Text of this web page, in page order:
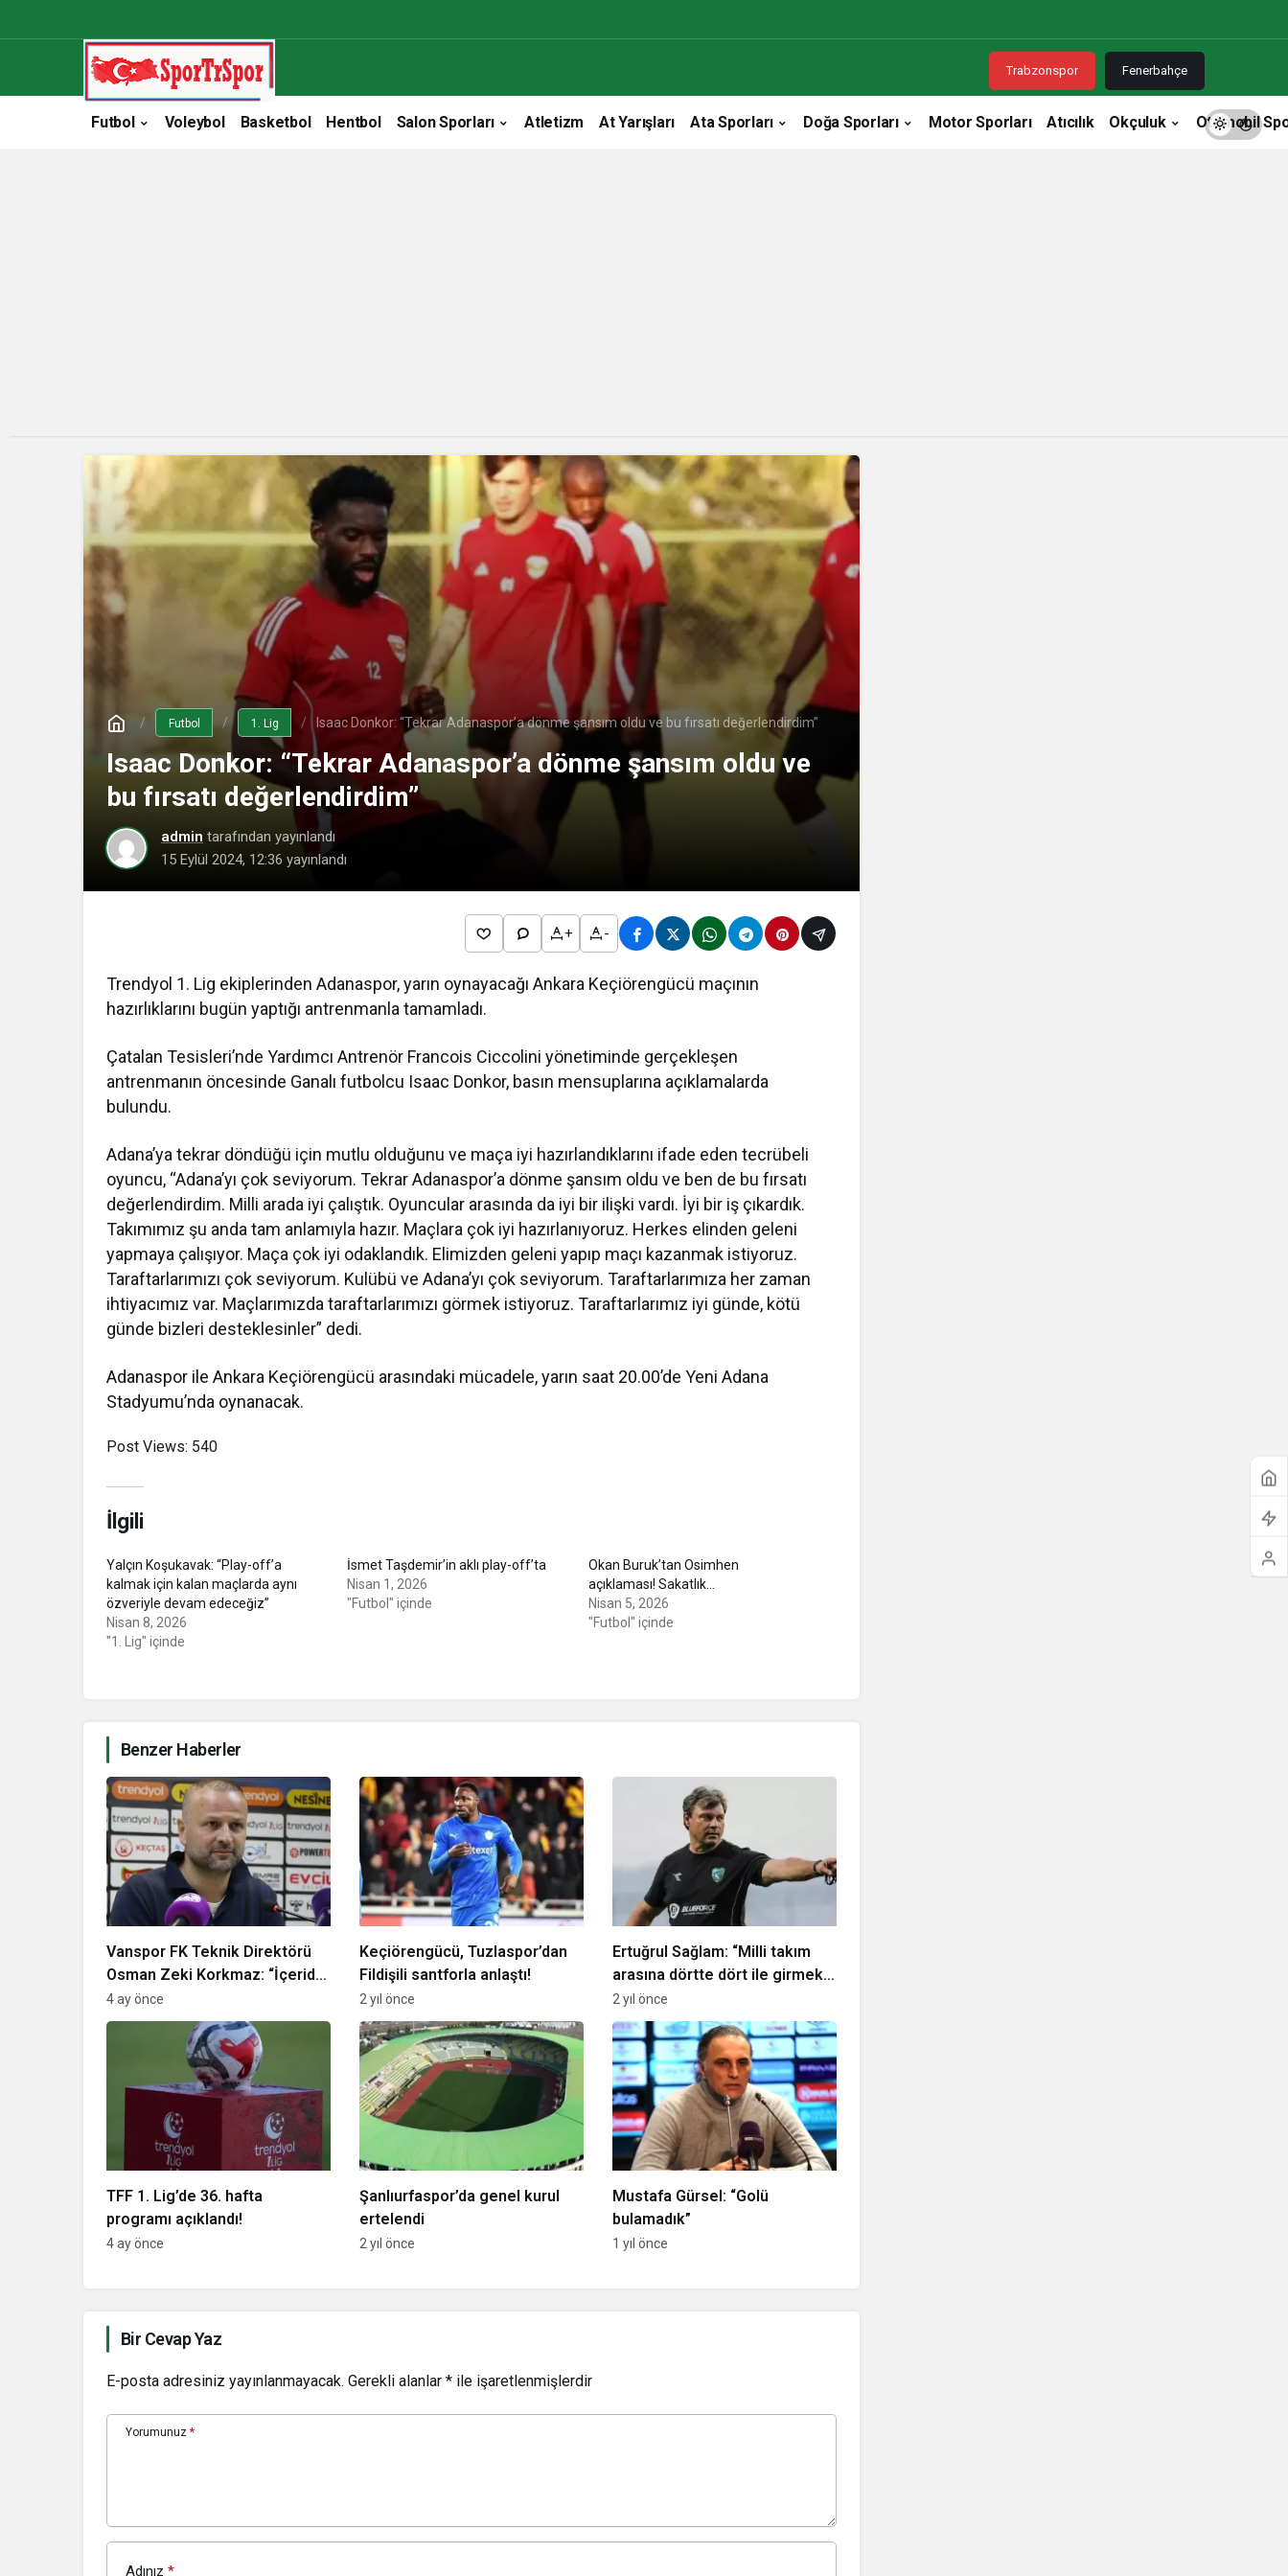
Trabzonspor Fenerbahçe
Futbol Voleybol Basketbol Hentbol Salon Sporları Atletizm At Yarışları Ata Sporları Doğa Sporları Motor Sporları Atıcılık Okçuluk Otomobil
Futbol 1. Lig Isaac Donkor: “Tekrar Adanaspor’a dönme şansım oldu ve bu fırsatı değerlendirdim”
Isaac Donkor: “Tekrar Adanaspor’a dönme şansım oldu ve
bu fırsatı değerlendirdim”
admin tarafından yayınlandı
15 Eylül 2024, 12:36 yayınlandı
+ -
Trendyol 1. Lig ekiplerinden Adanaspor, yarın oynayacağı Ankara Keçiörengücü maçının
hazırlıklarını bugün yaptığı antrenmanla tamamladı.
Çatalan Tesisleri’nde Yardımcı Antrenör Francois Ciccolini yönetiminde gerçekleşen
antrenmanın öncesinde Ganalı futbolcu Isaac Donkor, basın mensuplarına açıklamalarda
bulundu.
Adana’ya tekrar döndüğü için mutlu olduğunu ve maça iyi hazırlandıklarını ifade eden tecrübeli
oyuncu, “Adana’yı çok seviyorum. Tekrar Adanaspor’a dönme şansım oldu ve ben de bu fırsatı
değerlendirdim. Milli arada iyi çalıştık. Oyuncular arasında da iyi bir ilişki vardı. İyi bir iş çıkardık.
Takımımız şu anda tam anlamıyla hazır. Maçlara çok iyi hazırlanıyoruz. Herkes elinden geleni
yapmaya çalışıyor. Maça çok iyi odaklandık. Elimizden geleni yapıp maçı kazanmak istiyoruz.
Taraftarlarımızı çok seviyorum. Kulübü ve Adana’yı çok seviyorum. Taraftarlarımıza her zaman
ihtiyacımız var. Maçlarımızda taraftarlarımızı görmek istiyoruz. Taraftarlarımız iyi günde, kötü
günde bizleri desteklesinler” dedi.
Adanaspor ile Ankara Keçiörengücü arasındaki mücadele, yarın saat 20.00’de Yeni Adana
Stadyumu’nda oynanacak.
Post Views: 540
İlgili
Yalçın Koşukavak: “Play-off’a
kalmak için kalan maçlarda aynı
özveriyle devam edeceğiz”
Nisan 8, 2026
"1. Lig" içinde
İsmet Taşdemir’in aklı play-off’ta
Nisan 1, 2026
"Futbol" içinde
Okan Buruk’tan Osimhen
açıklaması! Sakatlık…
Nisan 5, 2026
"Futbol" içinde
Benzer Haberler
Vanspor FK Teknik Direktörü
Osman Zeki Korkmaz: “İçeride
konuştuk… Bize yakışmadı”
4 ay önce
Keçiörengücü, Tuzlaspor’dan
Fildişili santforla anlaştı!
2 yıl önce
Ertuğrul Sağlam: “Milli takım
arasına dörtte dört ile girmek
istiyoruz”
2 yıl önce
TFF 1. Lig’de 36. hafta
programı açıklandı!
4 ay önce
Şanlıurfaspor’da genel kurul
ertelendi
2 yıl önce
Mustafa Gürsel: “Golü
bulamadık”
1 yıl önce
Bir Cevap Yaz
E-posta adresiniz yayınlanmayacak. Gerekli alanlar * ile işaretlenmişlerdir
Yorumunuz *
Adınız *